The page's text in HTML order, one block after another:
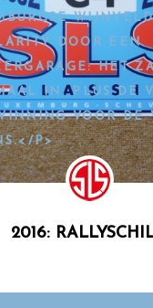
DOOR EEN
HET
IN. PLUS DE
VOOR DE
P>
2016: